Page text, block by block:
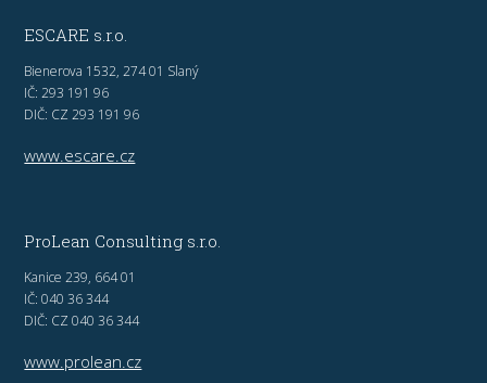
ESCARE s.r.o.
Bienerova 1532, 274 01 Slaný
IČ: 293 191 96
DIČ: CZ 293 191 96
www.escare.cz
ProLean Consulting s.r.o.
Kanice 239, 664 01
IČ: 040 36 344
DIČ: CZ 040 36 344
www.prolean.cz